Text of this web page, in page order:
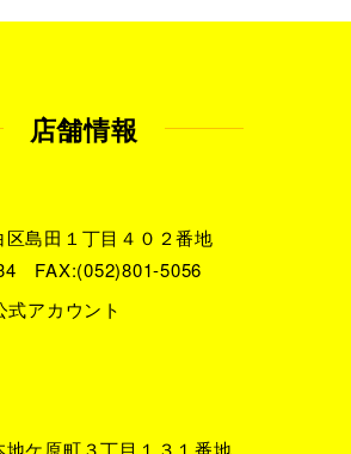
店舗情報
島田１丁目４０２番地
FAX:(052)801-5056
アカウント
ケ原町３丁目１３１番地